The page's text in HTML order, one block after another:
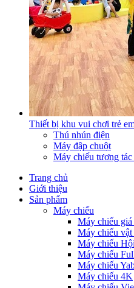
Thiết bị khu vui chơi trẻ
Thú nhún điện
Máy đập chuột
Máy chiếu tương
Trang chủ
Giới thiệu
Sản phẩm
Máy chiếu
Máy chiếu giá
Máy chiếu
Máy chiếu
Máy chiếu
Máy chiếu
Máy chiếu 4K